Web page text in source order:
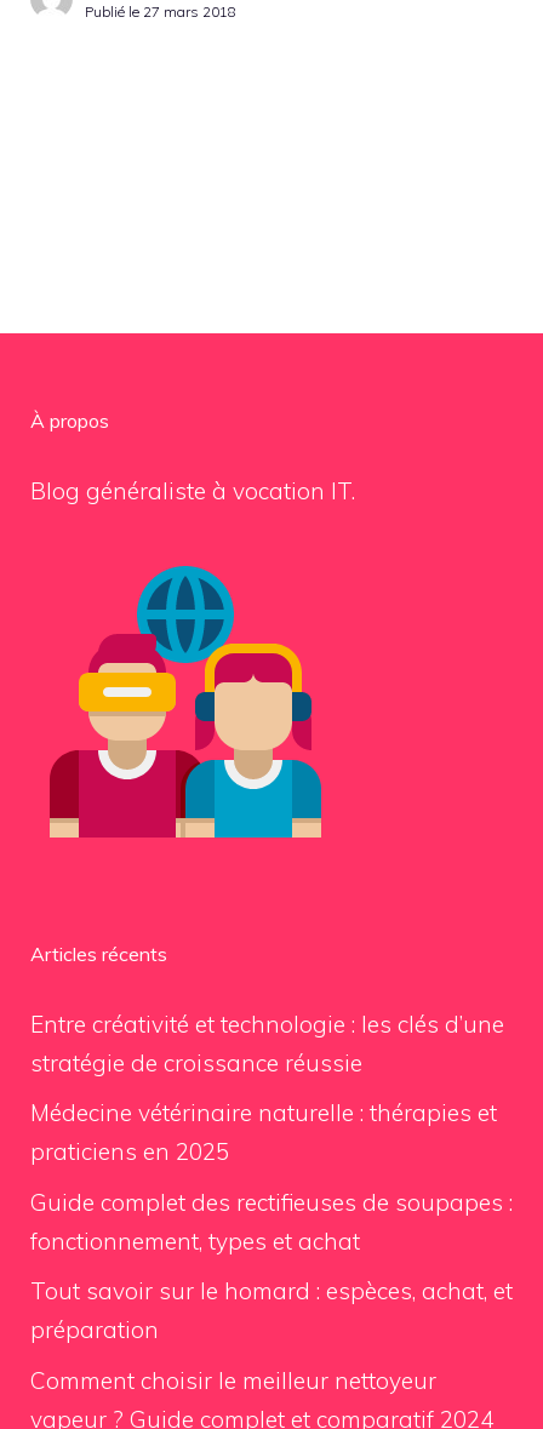
Publié le 27 mars 2018
À propos
Blog généraliste à vocation IT.
Articles récents
Entre créativité et technologie : les clés d’une
stratégie de croissance réussie
Médecine vétérinaire naturelle : thérapies et
praticiens en 2025
Guide complet des rectifieuses de soupapes :
fonctionnement, types et achat
Tout savoir sur le homard : espèces, achat, et
préparation
Comment choisir le meilleur nettoyeur
vapeur ? Guide complet et comparatif 2024